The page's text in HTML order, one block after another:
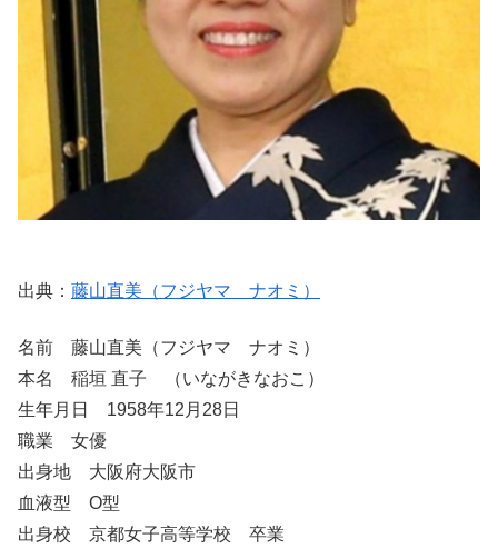
出典： 藤山直美（フジヤマ ナオミ）
名前 藤山直美（フジヤマ ナオミ）
本名 稲垣 直子 （いながきなおこ）
生年月日 1958年12月28日
職業 女優
出身地 大阪府大阪市
血液型 O型
出身校 京都女子高等学校 卒業